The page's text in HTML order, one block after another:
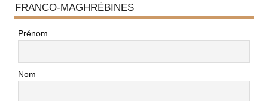
FRANCO-MAGHRÉBINES
Prénom
Nom